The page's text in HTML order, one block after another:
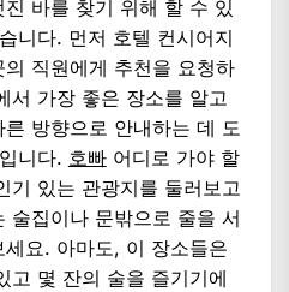
바를 찾기 위해 할 수 있
니다. 먼저 호텔 컨시어지
직원에게 추천을 요청하
서 가장 좋은 장소를 알고
방향으로 안내하는 데 도
니다. 호빠어디로 가야 할
기 있는 관광지를 둘러보고
술집이나 문밖으로 줄을 서
요. 아마도, 이 장소들은
고 몇 잔의 술을 즐기기에